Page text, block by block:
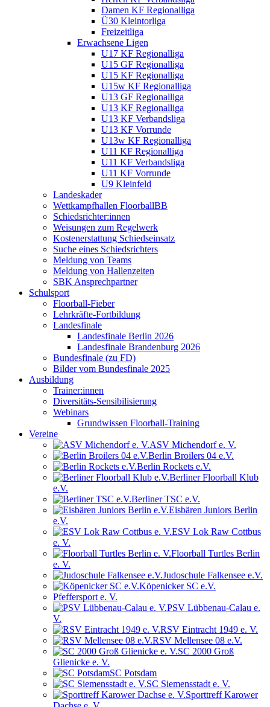
Damen KF Regionalliga
Ü30 Kleintorliga
Freizeitliga
Erwachsene Ligen
U17 KF Regionalliga
U15 GF Regionalliga
U15 KF Regionalliga
U15w KF Regionalliga
U13 GF Regionalliga
U13 KF Regionalliga
U13 KF Verbandsliga
U13 KF Vorrunde
U13w KF Regionalliga
U11 KF Regionalliga
U11 KF Verbandsliga
U11 KF Vorrunde
U9 Kleinfeld
Landeskader
Wettkampfhallen FloorballBB
Schiedsrichter:innen
Weisungen zum Regelwerk
Kostenerstattung Schiedseinsatz
Suche eines Schiedsrichters
Meldung von Teams
Meldung von Hallenzeiten
SBK Ansprechpartner
Schulsport
Floorball-Fieber
Lehrkräfte-Fortbildung
Landesfinale
Landesfinale Berlin 2026
Landesfinale Brandenburg 2026
Bundesfinale (zu FD)
Bilder vom Bundesfinale 2025
Ausbildung
Trainer:innen
Diversitäts-Sensibilisierung
Webinars
Grundwissen Floorball-Training
Vereine
ASV Michendorf e. V.
Berlin Broilers 04 e.V.
Berlin Rockets e.V.
Berliner Floorball Klub
e.V.
Berliner TSC e.V.
Eisbären Juniors Berlin
e.V.
ESV Lok Raw Cottbus
e. V.
Floorball Turtles Berlin
e. V.
Judoschule Falkensee e.V.
Köpenicker SC e.V.
Pfeffersport e. V.
PSV Lübbenau-Calau e.
V.
RSV Eintracht 1949 e. V.
RSV Mellensee 08 e.V.
SC 2000 Groß
Glienicke e. V.
SC Potsdam
SC Siemensstadt e. V.
Sporttreff Karower